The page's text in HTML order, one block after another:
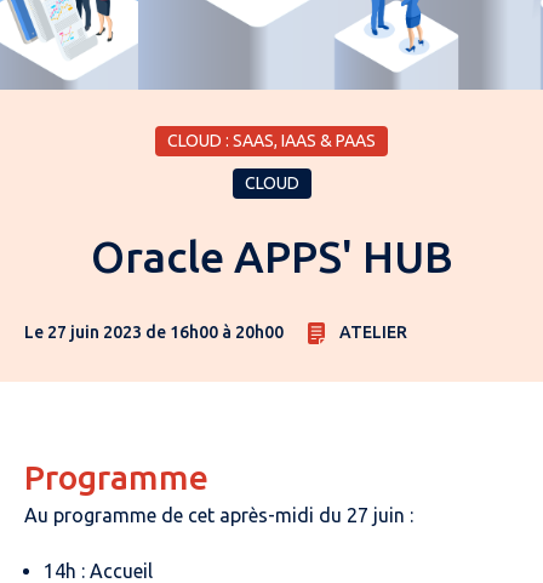
CLOUD : SAAS, IAAS & PAAS
CLOUD
Oracle APPS' HUB
Le 27 juin 2023 de 16h00 à 20h00 ATELIER
Programme
Au programme de cet après-midi du 27 juin :
14h : Accueil